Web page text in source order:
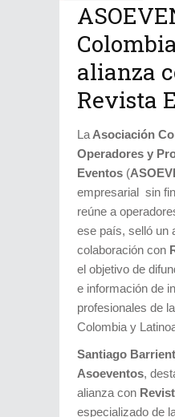
alianza
Revista
La Asociación
Operadores y
Eventos (
empresarial sin
reúne a
ese país, selló un
colaboración con
el objetivo de
e información de
profesionales de
Colombia y
Santiago
Asoeventos,
alianza con
especializado de